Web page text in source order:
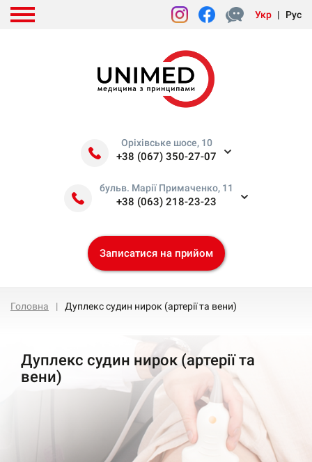
Укр | Рус
Оріхівське шосе, 10
+38 (067) 350-27-07
бульв. Марії Примаченко, 11
+38 (063) 218-23-23
Записатися на прийом
Головна Дуплекс судин нирок (артерії та вени)
Дуплекс судин нирок (артерії та
вени)